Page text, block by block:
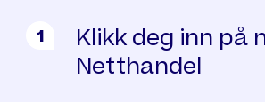
1
Klikk deg inn
Netthandel